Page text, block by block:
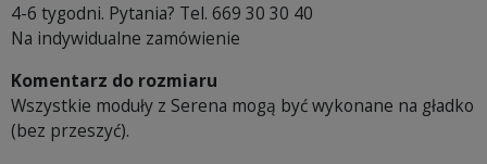
4-6 tygodni. Pytania? Tel. 669 30 30 40
Na indywidualne zamówienie
Komentarz do rozmiaru
Wszystkie moduły z Serena mogą być wykonane na gładko
(bez przeszyć).